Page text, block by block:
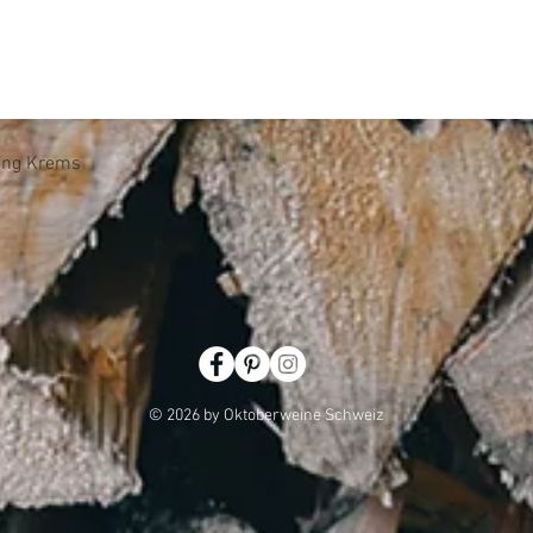
Schnellansicht
Krems
© 2026 by Oktoberweine Schweiz